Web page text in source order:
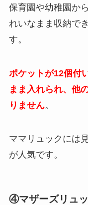
保育園や幼稚園か
れいなまま収納で
す。
ポケットが12個付
まま入れられ、他
りません。
ママリュックには
が人気です。
④マザーズリュ